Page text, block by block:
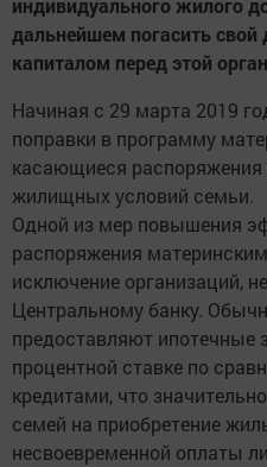
индивидуального жилого
дальнейшем погасить свой
капиталом перед этой
Начиная с 29 марта 2019
поправки в программу
касающиеся
жилищных условий семьи.
Одной из мер повышения
распоряжения
исключение организаций,
Центральному банку.
предоставляют ипотечные
процентной ставке по
кредитами, что
семей на приобретение
несвоевременной оплаты